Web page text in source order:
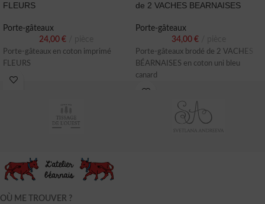
FLEURS
Porte-gâteaux
24,00 €
Porte-gâteaux en coton imprimé
FLEURS
de 2 VACHES BEARNAISES
Porte-gâteaux
34,00 €
Porte-gâteaux brodé de 2 VACHES
BÉARNAISES en coton uni bleu
canard
OÙ ME TROUVER ?